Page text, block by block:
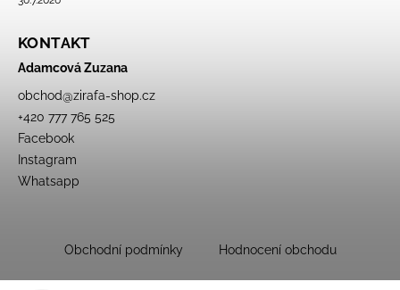
KONTAKT
Adamcová Zuzana
obchod@zirafa-shop.cz
+420 777 765 525
Facebook
Instagram
Whatsapp
Obchodní podmínky Hodnocení obchodu